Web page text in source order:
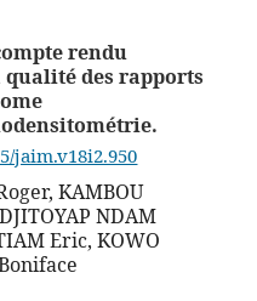
rendu
qualité des rapports
jaim.v18i2.950
KAMBOU
NDAM
Eric, KOWO